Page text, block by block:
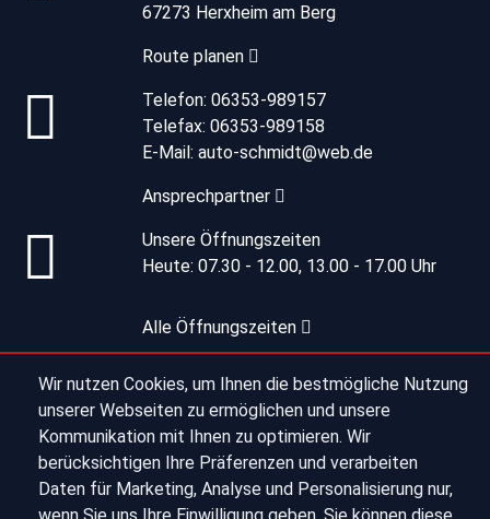
Wir nutzen Cookies, um Ihnen die bestmögliche Nutzung
unserer Webseiten zu ermöglichen und unsere
Kommunikation mit Ihnen zu optimieren. Wir
berücksichtigen Ihre Präferenzen und verarbeiten
Daten für Marketing, Analyse und Personalisierung nur,
67273 Herxheim am Berg
Route planen
Telefon: 06353-989157
Telefax: 06353-989158
E-Mail: auto-schmidt@web.de
Ansprechpartner
Unsere Öffnungszeiten
Heute: 07.30 - 12.00, 13.00 - 17.00 Uhr
Alle Öffnungszeiten
Impressum
Datenschutz